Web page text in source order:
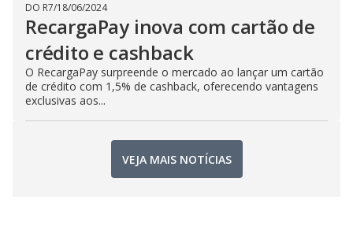
DO R7/18/06/2024
RecargaPay inova com cartão de
crédito e cashback
O RecargaPay surpreende o mercado ao lançar um cartão
de crédito com 1,5% de cashback, oferecendo vantagens
exclusivas aos...
VEJA MAIS NOTÍCIAS